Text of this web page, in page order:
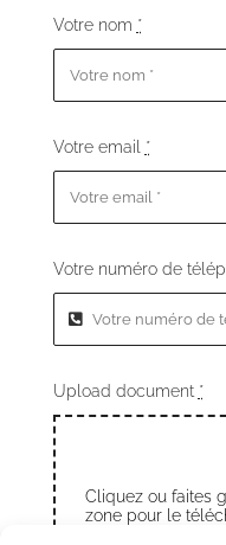
Votre nom *
Votre email *
Votre numéro de
Upload document *
Cliquez ou faites
zone pour le